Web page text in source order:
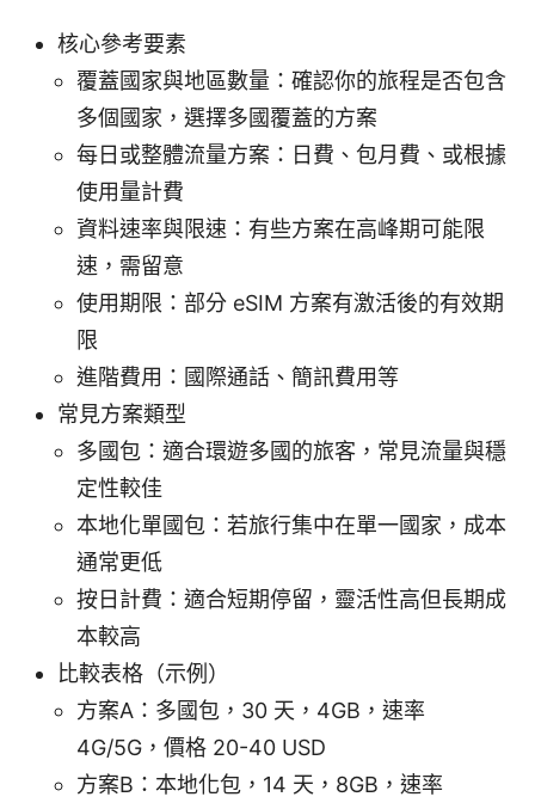
核心參考要素
覆蓋國家與地區數量：確認你的旅程是否包含
多個國家，選擇多國覆蓋的方案
每日或整體流量方案：日費、包月費、或根據
使用量計費
資料速率與限速：有些方案在高峰期可能限
速，需留意
使用期限：部分 eSIM 方案有激活後的有效期
限
進階費用：國際通話、簡訊費用等
常見方案類型
多國包：適合環遊多國的旅客，常見流量與穩
定性較佳
本地化單國包：若旅行集中在單一國家，成本
通常更低
按日計費：適合短期停留，靈活性高但長期成
本較高
比較表格（示例）
方案A：多國包，30 天，4GB，速率
4G/5G，價格 20-40 USD
方案B：本地化包，14 天，8GB，速率